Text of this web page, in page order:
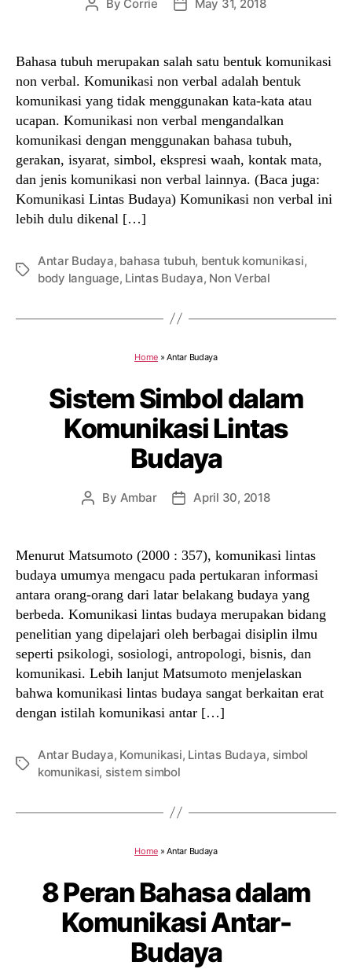
Post
By Corrie
PostMay 31, 2018
Bahasa tubuh merupakan salah satu bentuk komunikasi
non verbal. Komunikasi non verbal adalah bentuk
komunikasi yang tidak menggunakan kata-kata atau
ucapan. Komunikasi non verbal mengandalkan
komunikasi dengan menggunakan bahasa tubuh,
gerakan, isyarat, simbol, ekspresi waah, kontak mata,
dan jenis komunikasi non verbal lainnya. (Baca juga:
Komunikasi Lintas Budaya) Komunikasi non verbal ini
lebih dulu dikenal […]
Tags
Antar Budaya, bahasa tubuh, bentuk komunikasi,
body language, Lintas Budaya, Non Verbal
Home»Antar Budaya
Sistem Simbol dalam
Komunikasi Lintas
Budaya
Post
By Ambar
PostApril 30, 2018
Menurut Matsumoto (2000 : 357), komunikasi lintas
budaya umumya mengacu pada pertukaran informasi
antara orang-orang dari latar belakang budaya yang
berbeda. Komunikasi lintas budaya merupakan bidang
penelitian yang dipelajari oleh berbagai disiplin ilmu
seperti psikologi, sosiologi, antropologi, bisnis, dan
komunikasi. Lebih lanjut Matsumoto menjelaskan
bahwa komunikasi lintas budaya sangat berkaitan erat
dengan istilah komunikasi antar […]
Tags
Antar Budaya, Komunikasi, Lintas Budaya, simbol
komunikasi, sistem simbol
Home»Antar Budaya
8 Peran Bahasa dalam
Komunikasi Antar-
Budaya